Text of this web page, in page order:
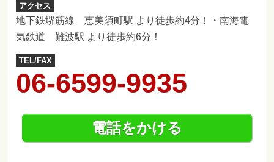
アクセス
地下鉄堺筋線 恵美須町駅 より徒歩約4分！・南海電
気鉄道 難波駅 より徒歩約6分！
TEL/FAX
06-6599-9935
電話をかける